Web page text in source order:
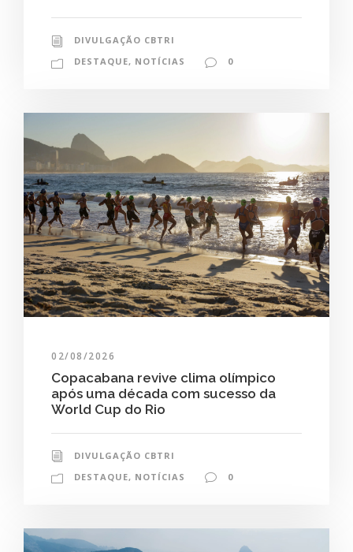
DIVULGAÇÃO CBTRI
DESTAQUE, NOTÍCIAS 0
02/08/2026
Copacabana revive clima olímpico
após uma década com sucesso da
World Cup do Rio
DIVULGAÇÃO CBTRI
DESTAQUE, NOTÍCIAS 0